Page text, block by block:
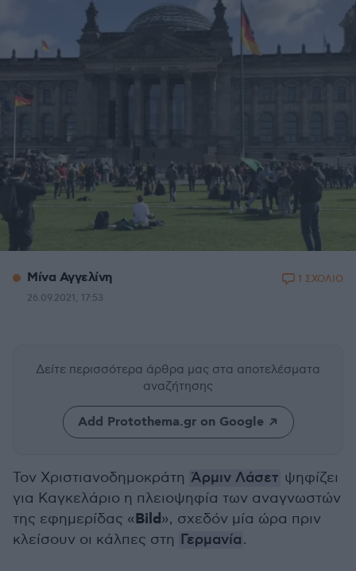
Μίνα Αγγελίνη
26.09.2021, 17:53
1 ΣΧΟΛΙΟ
Δείτε περισσότερα άρθρα μας στα αποτελέσματα
αναζήτησης
Add Protothema.gr on Google
Τον Χριστιανοδημοκράτη Άρμιν Λάσετ ψηφίζει
για Καγκελάριο η πλειοψηφία των αναγνωστών
της εφημερίδας «Bild», σχεδόν μία ώρα πριν
κλείσουν οι κάλπες στη Γερμανία.